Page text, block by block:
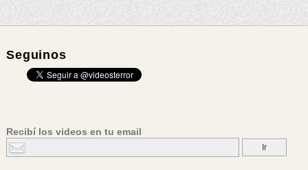
Seguinos
Recibí los videos en tu email